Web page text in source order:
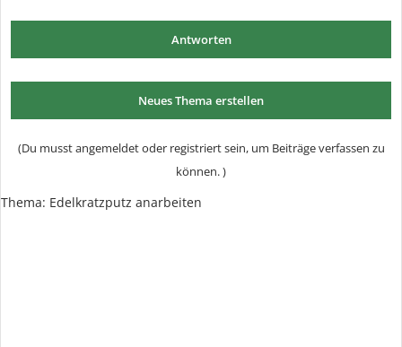
Antworten
Neues Thema erstellen
(Du musst angemeldet oder registriert sein, um Beiträge verfassen zu
können. )
Thema: Edelkratzputz anarbeiten